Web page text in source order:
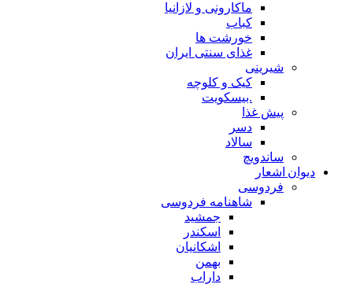
ماکارونی و لازانیا
کباب
خورشت ها
غذای سنتی ایران
شیرینی
کیک و کلوچه
.بیسکویت
پیش غذا
دسر
سالاد
ساندویچ
دیوان اشعار
فردوسی
شاهنامه فردوسی
جمشید
اسکندر
اشکانیان
بهمن
داراب